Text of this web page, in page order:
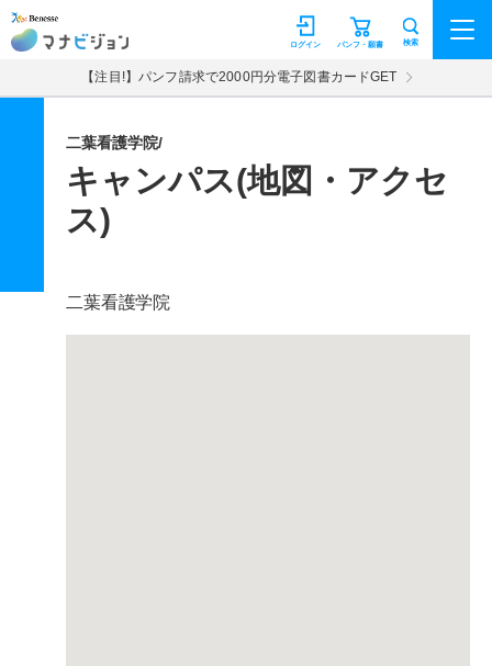
マナビジョン パンフ・願書
ログイン 検索
【注目!】パンフ請求で2000円分電子図書カードGET
二葉看護学院/
キャンパス(地図・アクセ
ス)
二葉看護学院